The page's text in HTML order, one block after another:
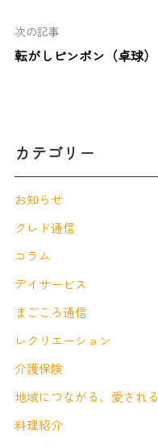
次の記事
転がしピンポン（卓球）
カテゴリー
お知らせ
クレド通信
コラム
デイサービス
まごころ通信
レクリエーション
介護保険
地域につながる、愛される
料理紹介